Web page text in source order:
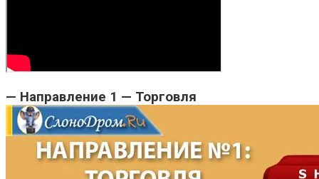
— Направление 1 — Торговля